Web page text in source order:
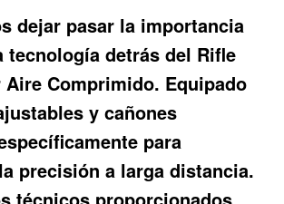
dejar pasar la importancia
tecnología detrás del Rifle
Aire Comprimido. Equipado
y cañones
para
precisión a larga distancia.